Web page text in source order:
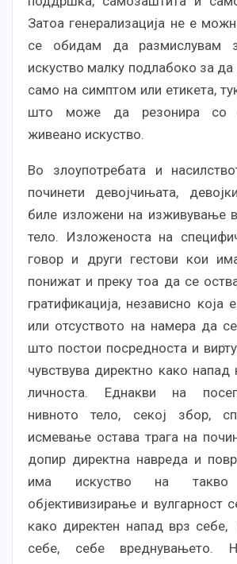
Затоа генерализација не е
се обидам да размислувам
искуство малку подлабоко за
само на симптом или етикета,
што може да резонира со
живеано искуство.
Во злоупотребата и
починети девојчињата,
биле изложени на изживување
тело. Изложеноста на
говор и други гестови кои
понижат и преку тоа да се
гратификација, независно која
или отсуството на намера да
што постои посредноста и
чувствува директно како напад
личноста. Еднакви на
нивното тело, секој збор,
исмевање остава трага на
допир директна навреда и
има искуство на такво
објективизирање и вулгарност
како директен напад врз себе,
себе, себе вреднувањето.